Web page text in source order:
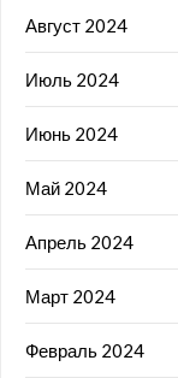
Август 2024
Июль 2024
Июнь 2024
Май 2024
Апрель 2024
Март 2024
Февраль 2024